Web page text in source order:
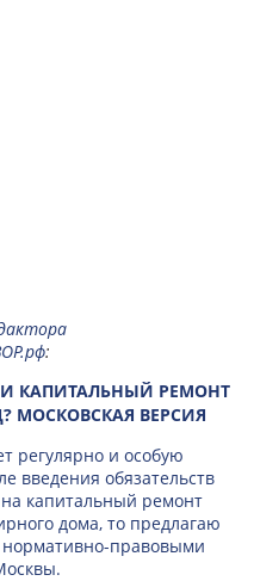
:
КАПИТАЛЬНЫЙ РЕМОНТ
МОСКОВСКАЯ ВЕРСИЯ
регулярно и особую
введения обязательств
капитальный ремонт
дома, то предлагаю
правовыми